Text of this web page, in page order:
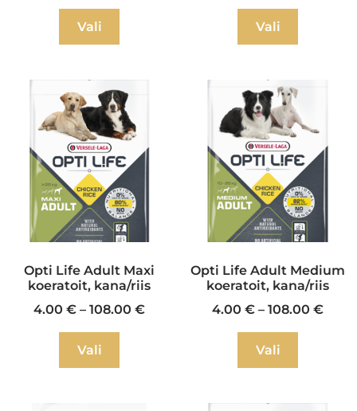
Vali Vali
Opti Life Adult Maxi
koeratoit, kana/riis
4.00 € – 108.00 €
Vali
Opti Life Adult Medium
koeratoit, kana/riis
4.00 € – 108.00 €
Vali